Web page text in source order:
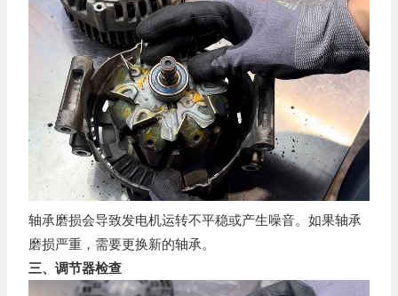
轴承磨损会导致发电机运转不平稳或产生噪音。如果轴承
磨损严重，需要更换新的轴承。
三、调节器检查